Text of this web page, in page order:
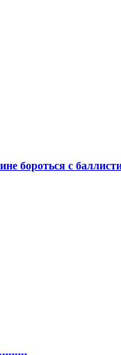
бороться с